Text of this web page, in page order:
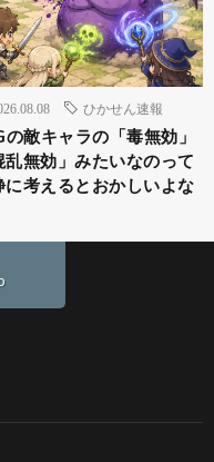
ひかせん速報
の敵キャラの「毒無効」
乱無効」みたいなのって
に考えるとおかしいよな